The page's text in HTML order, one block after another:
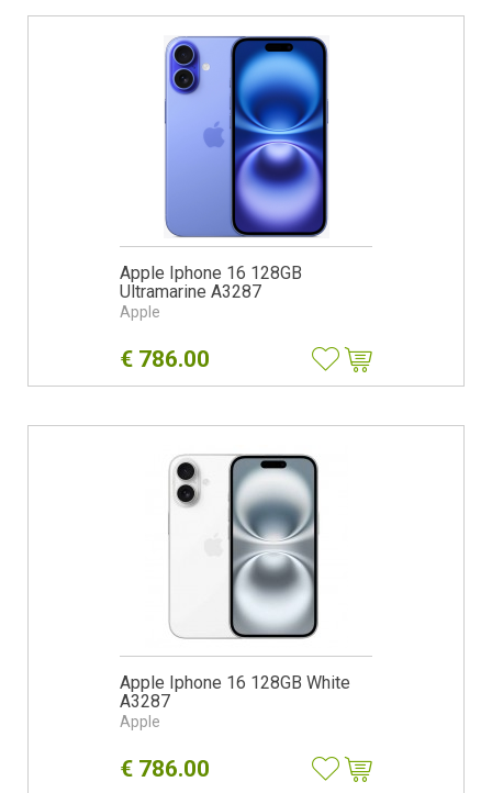
Apple Iphone 16 128GB
Ultramarine A3287
Apple
€ 786.00
Apple Iphone 16 128GB White
A3287
Apple
€ 786.00